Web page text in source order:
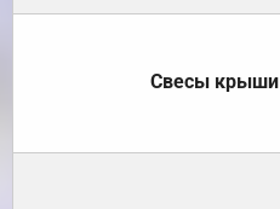
Свесы крыши